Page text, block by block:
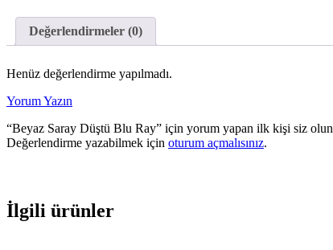
Değerlendirmeler (0)
Henüz değerlendirme yapılmadı.
Yorum Yazın
“Beyaz Saray Düştü Blu Ray” için yorum yapan ilk kişi siz olun
Değerlendirme yazabilmek için oturum açmalısınız.
İlgili ürünler